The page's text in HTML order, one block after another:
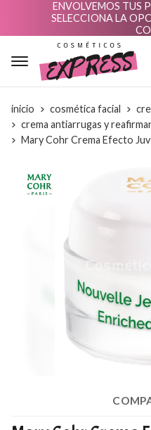
ENVOLVEMOS TUS
SELECCIONA LA
inicio cosmética facial
crema antiarrugas y
Mary Cohr Crema Efecto